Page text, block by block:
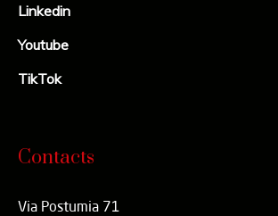
Linkedin
Youtube
TikTok
Contacts
Via Postumia 71